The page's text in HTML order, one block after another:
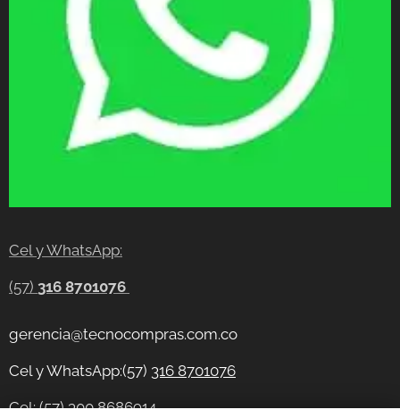
Cel y WhatsApp:
(57) 316 8701076
gerencia@tecnocompras.com.co
Cel y WhatsApp:(57) 316 8701076
Cel: (57) 300 8686914